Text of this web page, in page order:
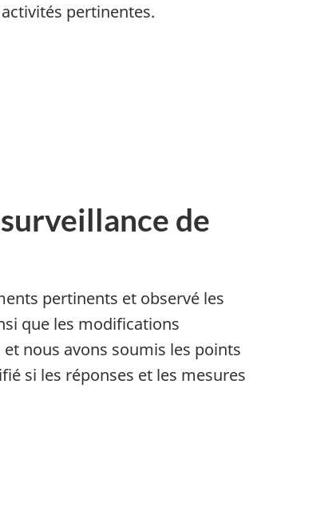
pertinentes.
de
pertinents et observé les
que les modifications
nous avons soumis les points
si les réponses et les mesures